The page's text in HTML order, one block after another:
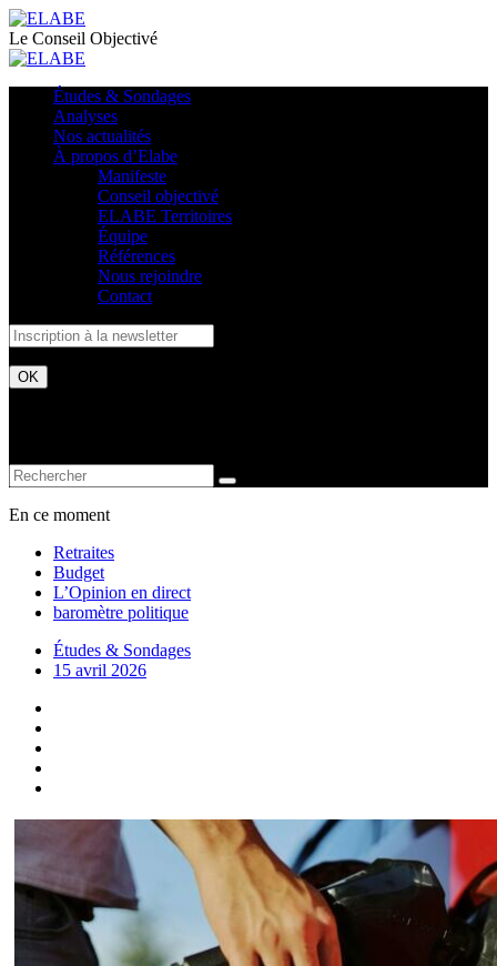
Le Conseil Objectivé
Études & Sondages
Analyses
Nos actualités
À propos d’Elabe
Manifeste
Conseil objectivé
ELABE Territoires
Équipe
Références
Nous rejoindre
Contact
En ce moment
Retraites
Budget
L’Opinion en direct
baromètre politique
Études & Sondages
15 avril 2026